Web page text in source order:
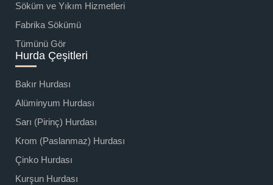
Söküm ve Yıkım Hizmetleri
Fabrika Sökümü
Tümünü Gör
Hurda Çeşitleri
Bakır Hurdası
Alüminyum Hurdası
Sarı (Pirinç) Hurdası
Krom (Paslanmaz) Hurdası
Çinko Hurdası
Kurşun Hurdası